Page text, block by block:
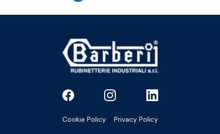
Cookie Policy Privacy Policy